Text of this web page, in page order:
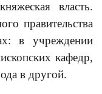
власть.
правительства
в учреждении
кафедр,
в другой.